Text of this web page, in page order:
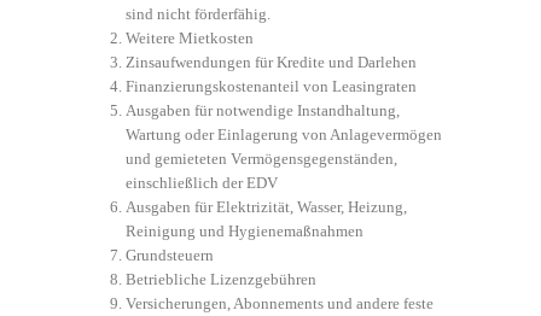
sind nicht förderfähig.
Weitere Mietkosten
Zinsaufwendungen für Kredite und Darlehen
Finanzierungskostenanteil von Leasingraten
Ausgaben für notwendige Instandhaltung,
Wartung oder Einlagerung von Anlagevermögen
und gemieteten Vermögensgegenständen,
einschließlich der EDV
Ausgaben für Elektrizität, Wasser, Heizung,
Reinigung und Hygienemaßnahmen
Grundsteuern
Betriebliche Lizenzgebühren
Versicherungen, Abonnements und andere feste